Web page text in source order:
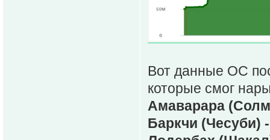
Вот данные ОС
которые смог
Амаварара
Баркчи (Чесуби)